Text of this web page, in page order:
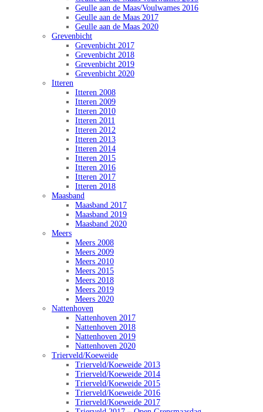
Geulle aan de Maas/Voulwames 2016
Geulle aan de Maas 2017
Geulle aan de Maas 2020
Grevenbicht
Grevenbicht 2017
Grevenbicht 2018
Grevenbicht 2019
Grevenbicht 2020
Itteren
Itteren 2008
Itteren 2009
Itteren 2010
Itteren 2011
Itteren 2012
Itteren 2013
Itteren 2014
Itteren 2015
Itteren 2016
Itteren 2017
Itteren 2018
Maasband
Maasband 2017
Maasband 2019
Maasband 2020
Meers
Meers 2008
Meers 2009
Meers 2010
Meers 2015
Meers 2018
Meers 2019
Meers 2020
Nattenhoven
Nattenhoven 2017
Nattenhoven 2018
Nattenhoven 2019
Nattenhoven 2020
Trierveld/Koeweide
Trierveld/Koeweide 2013
Trierveld/Koeweide 2014
Trierveld/Koeweide 2015
Trierveld/Koeweide 2016
Trierveld/Koeweide 2017